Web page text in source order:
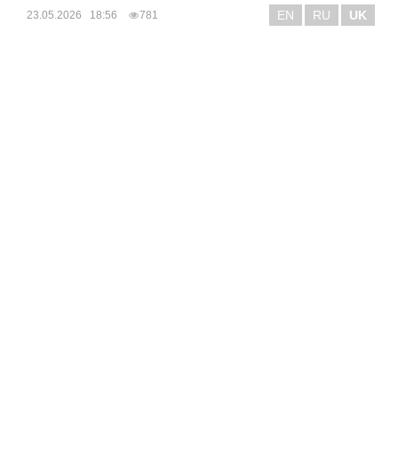
23.05.2026 18:56 781 EN RU UK